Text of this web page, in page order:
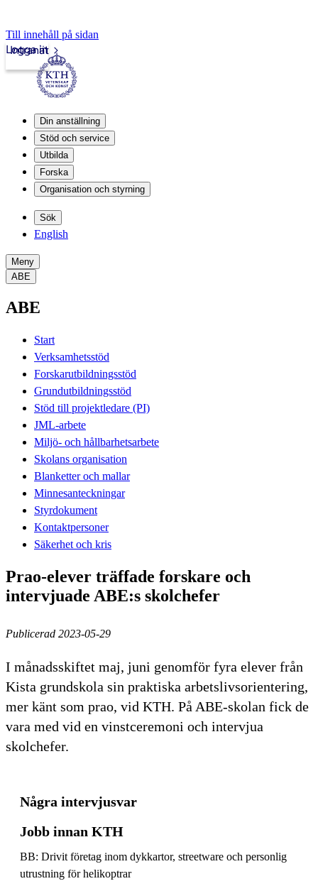
Till innehåll på sidan
Intranät
Logga in
Din anställning
Stöd och service
Utbilda
Forska
Organisation och styrning
Sök
English
Meny
ABE
ABE
Start
Verksamhetsstöd
Forskarutbildningsstöd
Grundutbildningsstöd
Stöd till projektledare (PI)
JML-arbete
Miljö- och hållbarhetsarbete
Skolans organisation
Blanketter och mallar
Minnesanteckningar
Styrdokument
Kontaktpersoner
Säkerhet och kris
Prao-elever träffade forskare och
intervjuade ABE:s skolchefer
Publicerad 2023-05-29
I månadsskiftet maj, juni genomför fyra elever från
Kista grundskola sin praktiska arbetslivsorientering,
mer känt som prao, vid KTH. På ABE-skolan fick de
vara med vid en vinstceremoni och intervjua
skolchefer.
Några intervjusvar
Jobb innan KTH
BB: Drivit företag inom dykkartor, streetware och personlig
utrustning för helikoptrar